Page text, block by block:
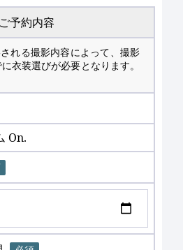
ご予約内容
れる撮影内容によって、撮影
衣装選びが必要となります。
On.